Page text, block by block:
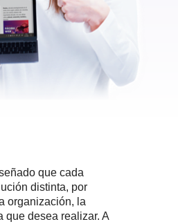
que cada
distinta, por
organización, la
que desea realizar. A